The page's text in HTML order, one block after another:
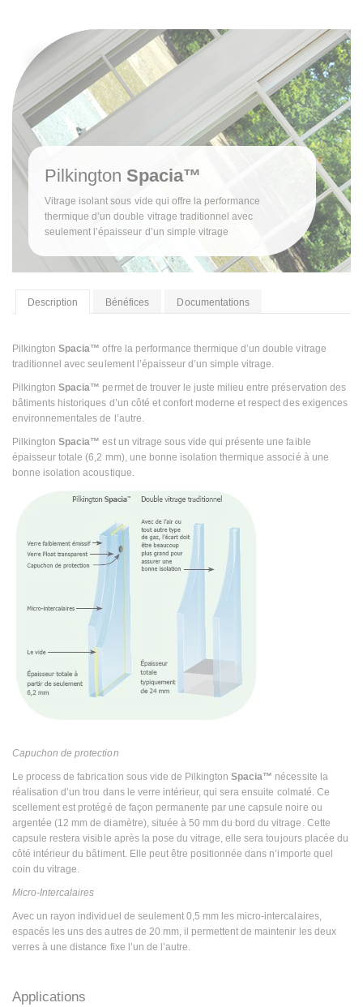
Pilkington Spacia™
Vitrage isolant sous vide qui offre la performance
thermique d’un double vitrage traditionnel avec
seulement l’épaisseur d’un simple vitrage
Description Bénéfices Documentations
PilkingtonSpacia™ offre la performance thermique d’un double vitrage
traditionnel avec seulement l’épaisseur d’un simple vitrage.
PilkingtonSpacia™ permet de trouver le juste milieu entre préservation des
bâtiments historiques d’un côté et confort moderne et respect des exigences
environnementales de l’autre.
PilkingtonSpacia™ est un vitrage sous vide qui présente une faible
épaisseur totale (6,2 mm), une bonne isolation thermique associé à une
bonne isolation acoustique.
Capuchon de protection
Le process de fabrication sous vide de PilkingtonSpacia™ nécessite la
réalisation d’un trou dans le verre intérieur, qui sera ensuite colmaté. Ce
scellement est protégé de façon permanente par une capsule noire ou
argentée (12 mm de diamètre), située à 50 mm du bord du vitrage. Cette
capsule restera visible après la pose du vitrage, elle sera toujours placée du
côté intérieur du bâtiment. Elle peut être positionnée dans n’importe quel
coin du vitrage.
Micro-Intercalaires
Avec un rayon individuel de seulement 0,5 mm les micro-intercalaires,
espacés les uns des autres de 20 mm, il permettent de maintenir les deux
verres à une distance fixe l’un de l’autre.
Applications